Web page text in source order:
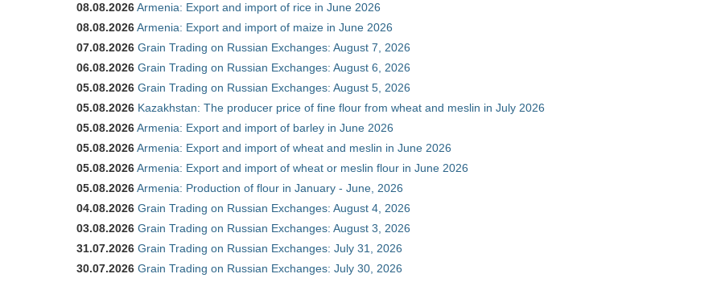
08.08.2026Armenia: Export and import of rice in June 2026
08.08.2026Armenia: Export and import of maize in June 2026
07.08.2026 Grain Trading on Russian Exchanges: August 7, 2026
06.08.2026 Grain Trading on Russian Exchanges: August 6, 2026
05.08.2026 Grain Trading on Russian Exchanges: August 5, 2026
05.08.2026 Kazakhstan: The producer price of fine flour from wheat and meslin in July 2026
05.08.2026Armenia: Export and import of barley in June 2026
05.08.2026Armenia: Export and import of wheat and meslin in June 2026
05.08.2026Armenia: Export and import of wheat or meslin flour in June 2026
05.08.2026Armenia: Production of flour in January - June, 2026
04.08.2026 Grain Trading on Russian Exchanges: August 4, 2026
03.08.2026 Grain Trading on Russian Exchanges: August 3, 2026
31.07.2026 Grain Trading on Russian Exchanges: July 31, 2026
30.07.2026 Grain Trading on Russian Exchanges: July 30, 2026